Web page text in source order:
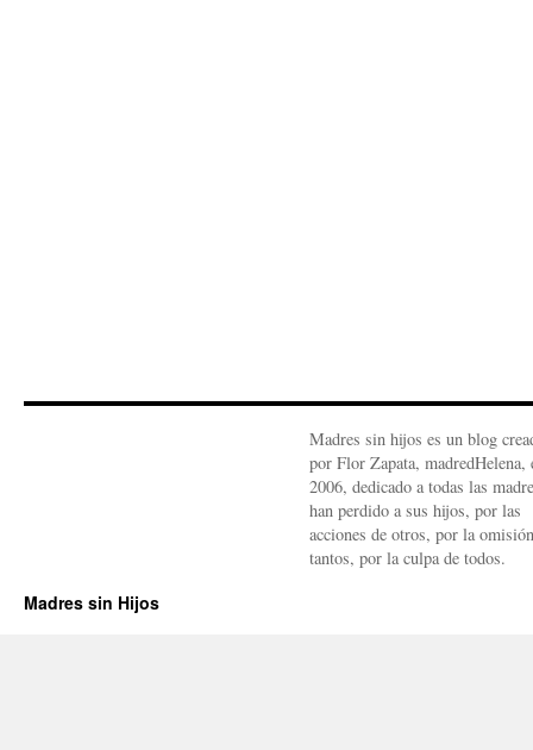
Madres sin hijos es un blog
por Flor Zapata, madredHelena,
2006, dedicado a todas las
han perdido a sus hijos, por las
acciones de otros, por la
tantos, por la culpa de todos.
Madres sin Hijos